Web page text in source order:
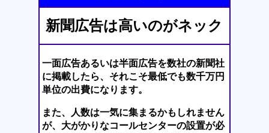
新聞広告は高いのがネック
一面広告あるいは半面広告を数社の新聞社
に掲載したら、それこそ最低でも数千万円
単位の出費になります。
また、人数は一気に集まるかもしれません
が、大がかりなコールセンターの設置が必